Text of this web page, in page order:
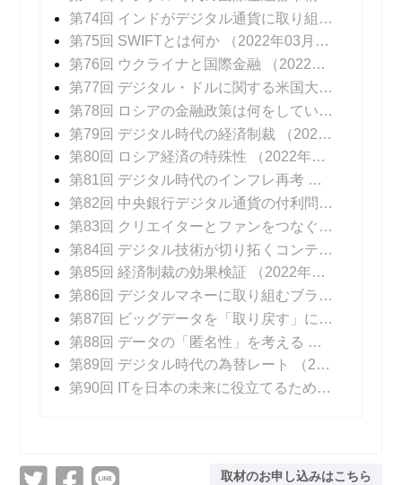
第74回 インドがデジタル通貨に取り組む意図
第75回 SWIFTとは何か
（2022年03月09日 掲載）
第76回 ウクライナと国際金融
（2022年03月16日 掲載）
第77回 デジタル・ドルに関する米国大統領令
第78回 ロシアの金融政策は何をしているのか
第79回 デジタル時代の経済制裁
（2022年04月06日 掲載）
第80回 ロシア経済の特殊性
（2022年04月13日 掲載）
第81回 デジタル時代のインフレ再考
（2022年04
第82回 中央銀行デジタル通貨の付利問題
第83回 クリエイターとファンをつなぐデジタル技術
第84回 デジタル技術が切り拓くコンテンツ産業の未来
第85回 経済制裁の効果検証
（2022年06月15日 掲載）
第86回 デジタルマネーに取り組むブラジル
第87回 ビッグデータを「取り戻す」には
第88回 データの「匿名性」を考える
（2022年07
第89回 デジタル時代の為替レート
（2022年08月10日 掲載）
第90回 ITを日本の未来に役立てるために
取材のお申し込みはこちら